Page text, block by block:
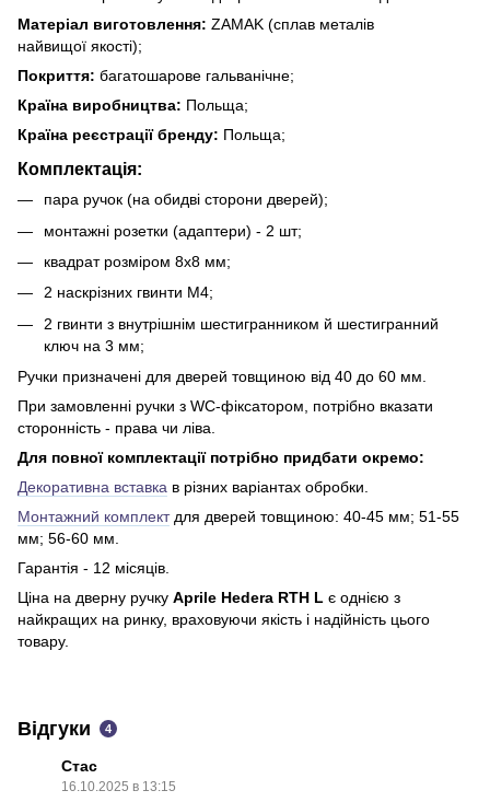
Матеріал виготовлення: ZAMAK (сплав металів
найвищої якості);
Покриття: багатошарове гальванічне;
Країна виробництва: Польща;
Країна реєстрації бренду: Польща;
Комплектація:
пара ручок (на обидві сторони дверей);
монтажні розетки (адаптери) - 2 шт;
квадрат розміром 8х8 мм;
2 наскрізних гвинти М4;
2 гвинти з внутрішнім шестигранником й шестигранний
ключ на 3 мм;
Ручки призначені для дверей товщиною від 40 до 60 мм.
При замовленні ручки з WC-фіксатором, потрібно вказати
сторонність - права чи ліва.
Для повної комплектації потрібно придбати окремо:
Декоративна вставка в різних варіантах обробки.
Монтажний комплектдля дверей товщиною: 40-45 мм; 51-55
мм; 56-60 мм.
Гарантія - 12 місяців.
Ціна на дверну ручку Aprile Hedera RTH L є однією з
найкращих на ринку, враховуючи якість і надійність цього
товару.
Відгуки 4
Стас
16.10.2025 в 13:15